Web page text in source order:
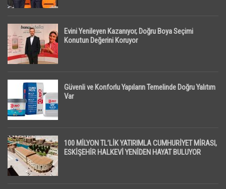
Evini Yenileyen Kazanıyor, Doğru Boya Seçimi
Konutun Değerini Koruyor
Güvenli ve Konforlu Yapıların Temelinde Doğru Yalıtım
Var
100 MİLYON TL’LİK YATIRIMLA CUMHURİYET MİRASI,
ESKİŞEHİR HALKEVİ YENİDEN HAYAT BULUYOR